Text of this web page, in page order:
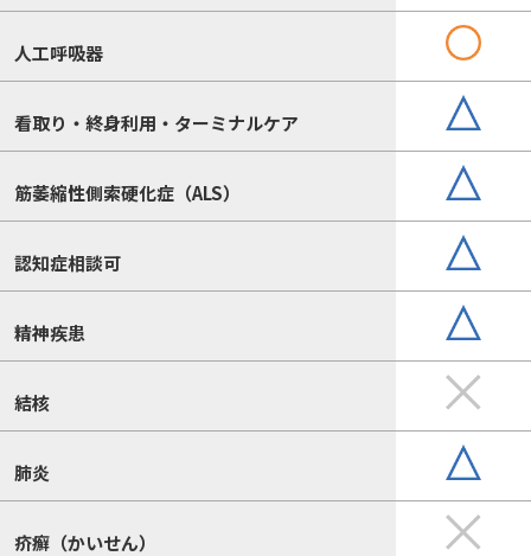
人工呼吸器
看取り・終身利用・ターミナルケア
筋萎縮性側索硬化症（ALS）
認知症相談可
精神疾患
結核
肺炎
疥癬（かいせん）